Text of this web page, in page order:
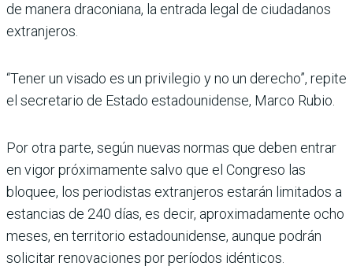
de manera draconiana, la entrada legal de ciudadanos
extranjeros.
“Tener un visado es un privilegio y no un derecho”, repite
el secretario de Estado estadounidense, Marco Rubio.
Por otra parte, según nuevas normas que deben entrar
en vigor próximamente salvo que el Congreso las
bloquee, los periodistas extranjeros estarán limitados a
estancias de 240 días, es decir, aproximadamente ocho
meses, en territorio estadounidense, aunque podrán
solicitar renovaciones por períodos idénticos.